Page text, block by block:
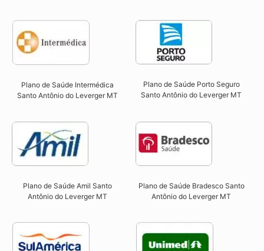
Plano de Saúde Intermédica
Santo Antônio do Leverger MT​
Plano de Saúde Porto Seguro
Santo Antônio do Leverger MT​
Plano de Saúde Amil Santo
Antônio do Leverger MT
Plano de Saúde Bradesco Santo
Antônio do Leverger MT